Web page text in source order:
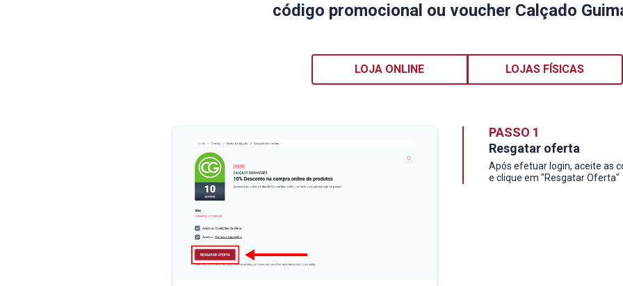
código promocional ou voucher Calçado
LOJA ONLINE LOJAS FÍSICAS
PASSO 1
Resgatar oferta
Após efetuar login, aceite as
e clique em "Resgatar Oferta"